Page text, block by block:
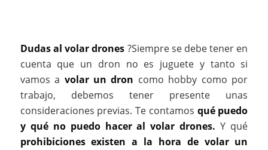
Dudas al volar drones ?Siempre se debe tener en
cuenta que un dron no es juguete y tanto si
vamos a volar un dron como hobby como por
trabajo, debemos tener presente unas
consideraciones previas. Te contamos qué puedo
y qué no puedo hacer al volar drones.Y qué
prohibiciones existen a la hora de volar un